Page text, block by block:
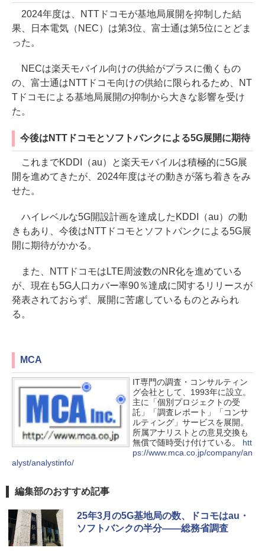
2024年度は、NTTドコモが基地局展開を抑制した結
果、日本電気（NEC）は第3位、富士通は第5位にとどま
った。
NECは楽天モバイル向けの供給がプラスに働くもの
の、富士通はNTTドコモ向けの供給に限られるため、NT
Tドコモによる基地局展開の抑制から大きな影響を受け
た。
今後はNTTドコモとソフトバンクによる5G展開に期待
これまでKDDI（au）と楽天モバイルは積極的に5G展
開を進めてきたが、2024年度はその動きが落ち着きをみ
せた。
ハイレベルな5G開設計画を達成したKDDI（au）の動
きもあり、今後はNTTドコモとソフトバンクによる5G展
開に期待がかかる。
また、NTTドコモはLTE周波数のNR化を進めている
が、現在も5G人口カバー率90％達成に関するリリースが
発表されておらず、展開に苦慮しているものとみられ
る。
MCA
IT専門の調査・コンサルティン
グ会社として、1993年に設立。
主に「個別プロジェクトの受
託」「調査レポート」「コンサ
ルティング」サービスを展開。
所属アナリストとの意見交換も
無償で随時受け付けている。 htt
ps://www.mca.co.jp/company/an
alyst/analystinfo/
編集部のおすすめ記事
25年3月の5G基地局の数、ドコモはau・
ソフトバンクの半分――総務省調査